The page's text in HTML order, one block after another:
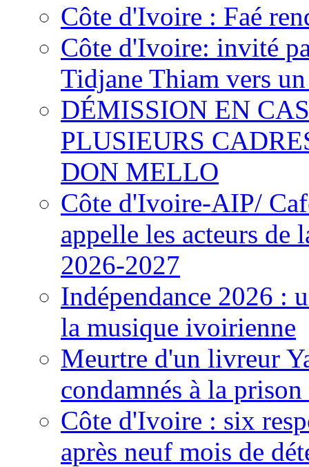
Côte d'Ivoire : Faé
Côte d'Ivoire: invité
Tidjane Thiam vers
DÉMISSION EN
PLUSIEURS
DON MELLO
Côte d'Ivoire-AIP/
appelle les acteurs de
2026-2027
Indépendance 2026 :
la musique ivoirienne
Meurtre d'un livreur
condamnés à la
Côte d'Ivoire : six
après neuf mois de